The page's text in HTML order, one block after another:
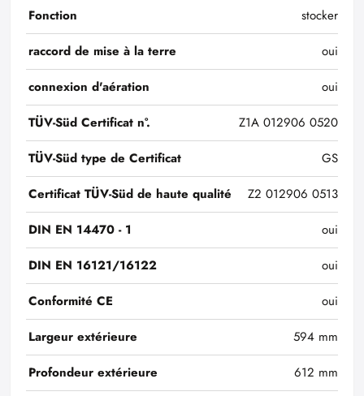
Fonction
stocker
raccord de mise à la terre
oui
connexion d'aération
oui
TÜV-Süd Certificat n°.
Z1A 012906 0520
TÜV-Süd type de Certificat
GS
Certificat TÜV-Süd de haute qualité
Z2 012906 0513
DIN EN 14470 - 1
oui
DIN EN 16121/16122
oui
Conformité CE
oui
Largeur extérieure
594 mm
Profondeur extérieure
612 mm